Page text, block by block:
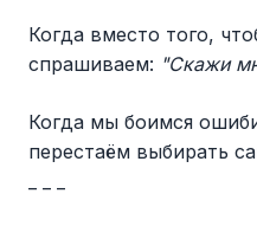
Когда вместо того,
спрашиваем: "Скажи
Когда мы боимся
перестаём выбирать